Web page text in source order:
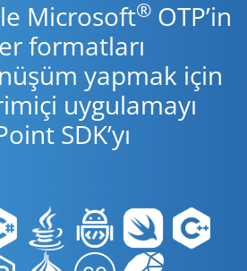
Microsoft® OTP’in
formatları
yapmak için
uygulamayı
SDK’yı